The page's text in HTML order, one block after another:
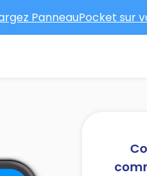
PanneauPocket sur